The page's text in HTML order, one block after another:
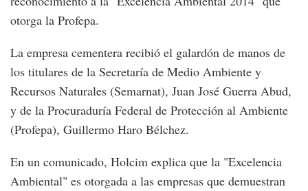
otorga la Profepa.
La empresa cementera recibió el galardón de manos de
los titulares de la Secretaría de Medio Ambiente y
Recursos Naturales (Semarnat), Juan José Guerra Abud,
y de la Procuraduría Federal de Protección al Ambiente
(Profepa), Guillermo Haro Bélchez.
En un comunicado, Holcim explica que la "Excelencia
Ambiental" es otorgada a las empresas que demuestran